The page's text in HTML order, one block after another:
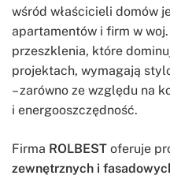
wśród właścicieli domów
apartamentów i firm w
przeszklenia, które
projektach, wymagają
– zarówno ze względu na
i energooszczędność.
Firma ROLBEST oferuje
zewnętrznych i